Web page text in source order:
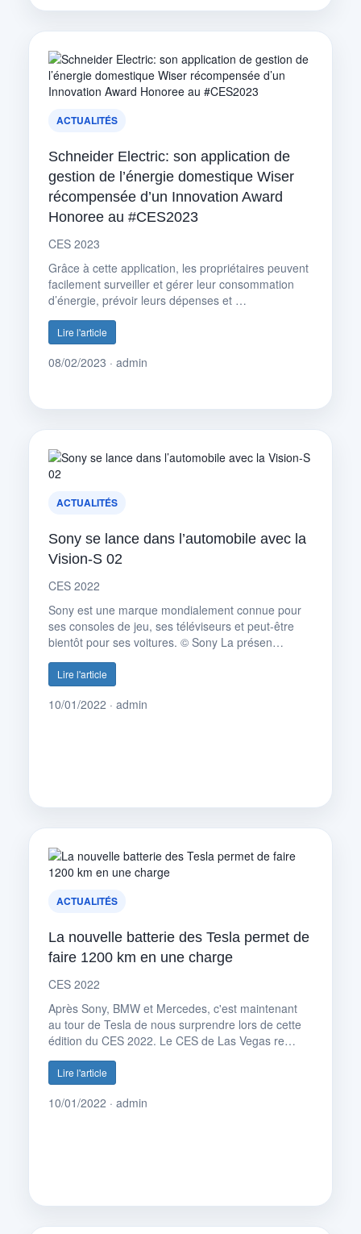
ACTUALITÉS
Schneider Electric: son application de
gestion de l’énergie domestique Wiser
récompensée d’un Innovation Award
Honoree au #CES2023
CES 2023
Grâce à cette application, les propriétaires peuvent
facilement surveiller et gérer leur consommation
d’énergie, prévoir leurs dépenses et …
Lire l'article
08/02/2023 · admin
ACTUALITÉS
Sony se lance dans l’automobile avec la
Vision-S 02
CES 2022
Sony est une marque mondialement connue pour
ses consoles de jeu, ses téléviseurs et peut-être
bientôt pour ses voitures. © Sony La présen…
Lire l'article
10/01/2022 · admin
ACTUALITÉS
La nouvelle batterie des Tesla permet de
faire 1200 km en une charge
CES 2022
Après Sony, BMW et Mercedes, c'est maintenant
au tour de Tesla de nous surprendre lors de cette
édition du CES 2022. Le CES de Las Vegas re…
Lire l'article
10/01/2022 · admin